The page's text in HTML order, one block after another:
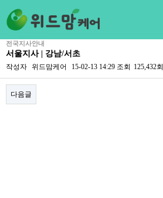
전국지사안내
서울지사 | 강남/서초
작성자 위드맘케어 15-02-13 14:29 조회 125,432회
다음글